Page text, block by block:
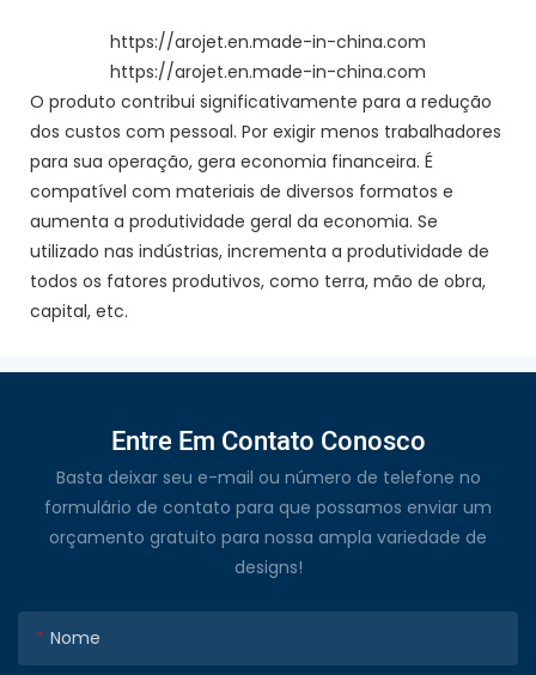
https://arojet.en.made-in-china.com
https://arojet.en.made-in-china.com
O produto contribui significativamente para a redução
dos custos com pessoal. Por exigir menos trabalhadores
para sua operação, gera economia financeira. É
compatível com materiais de diversos formatos e
aumenta a produtividade geral da economia. Se
utilizado nas indústrias, incrementa a produtividade de
todos os fatores produtivos, como terra, mão de obra,
capital, etc.
Entre Em Contato Conosco
Basta deixar seu e-mail ou número de telefone no
formulário de contato para que possamos enviar um
orçamento gratuito para nossa ampla variedade de
designs!
Nome